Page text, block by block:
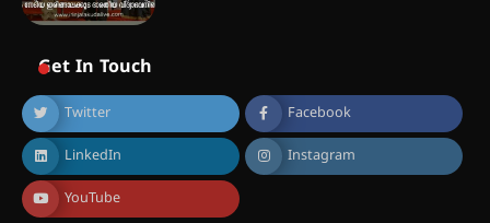
Get In Touch
Twitter Facebook
LinkedIn Instagram
YouTube